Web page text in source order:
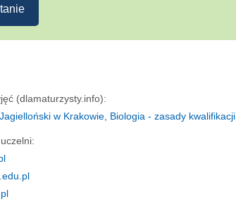
(dlamaturzysty.info):
w Krakowie, Biologia - zasady kwalifikacji